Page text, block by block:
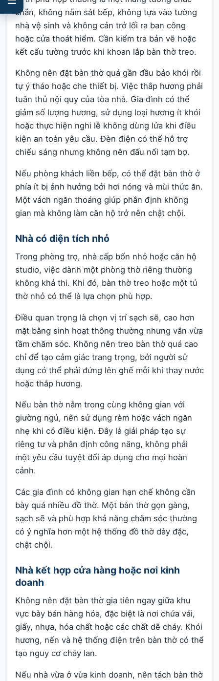
chắn, không nằm sát bếp, không tựa vào tường
nhà vệ sinh và không cản trở lối ra ban công
hoặc cửa thoát hiểm. Cần kiểm tra bản vẽ hoặc
kết cấu tường trước khi khoan lắp bàn thờ treo.
Không nên đặt bàn thờ quá gần đầu báo khói rồi
tự ý tháo hoặc che thiết bị. Việc thắp hương phải
tuân thủ nội quy của tòa nhà. Gia đình có thể
giảm số lượng hương, sử dụng loại hương ít khói
hoặc thực hiện nghi lễ không dùng lửa khi điều
kiện an toàn yêu cầu. Đèn điện có thể hỗ trợ
chiếu sáng nhưng không nên đấu nối tạm bợ.
Nếu phòng khách liền bếp, có thể đặt bàn thờ ở
phía ít bị ảnh hưởng bởi hơi nóng và mùi thức ăn.
Một vách ngăn thoáng giúp phân định không
gian mà không làm căn hộ trở nên chật chội.
Nhà có diện tích nhỏ
Trong phòng trọ, nhà cấp bốn nhỏ hoặc căn hộ
studio, việc dành một phòng thờ riêng thường
không khả thi. Khi đó, bàn thờ treo hoặc một tủ
thờ nhỏ có thể là lựa chọn phù hợp.
Điều quan trọng là chọn vị trí sạch sẽ, cao hơn
mặt bằng sinh hoạt thông thường nhưng vẫn vừa
tầm chăm sóc. Không nên treo bàn thờ quá cao
chỉ để tạo cảm giác trang trọng, bởi người sử
dụng có thể phải đứng lên ghế mỗi khi thay nước
hoặc thắp hương.
Nếu bàn thờ nằm trong cùng không gian với
giường ngủ, nên sử dụng rèm hoặc vách ngăn
nhẹ khi có điều kiện. Đây là giải pháp tạo sự
riêng tư và phân định công năng, không phải
một yêu cầu tuyệt đối áp dụng cho mọi hoàn
cảnh.
Các gia đình có không gian hạn chế không cần
bày quá nhiều đồ thờ. Một bàn thờ gọn gàng,
sạch sẽ và phù hợp khả năng chăm sóc thường
có ý nghĩa hơn một hệ thống đồ thờ dày đặc,
chật chội.
Nhà kết hợp cửa hàng hoặc nơi kinh
doanh
Không nên đặt bàn thờ gia tiên ngay giữa khu
vực bày bán hàng hóa, đặc biệt là nơi chứa vải,
giấy, nhựa, hóa chất hoặc các chất dễ cháy. Khói
hương, nến và hệ thống điện trên bàn thờ có thể
tạo nguy cơ cháy lan.
Nếu nhà vừa ở vừa kinh doanh, nên tách bàn thờ